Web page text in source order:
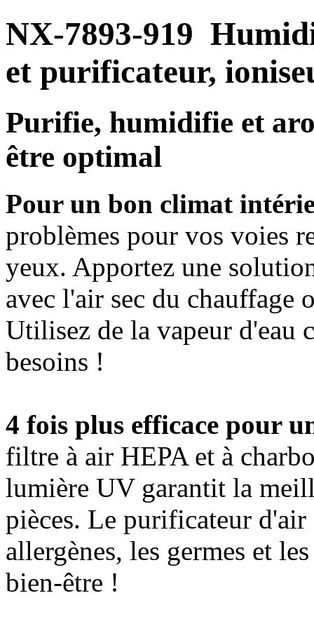
NX-7893-919
et purificateur,
Purifie, humidifie et
être optimal
Pour un bon climat
problèmes pour vos voies
yeux. Apportez une
avec l'air sec du chauffage
Utilisez de la vapeur d'eau
besoins !
4 fois plus efficace pour
filtre à air HEPA et à
lumière UV garantit la
pièces. Le purificateur
allergènes, les germes et
bien-être !